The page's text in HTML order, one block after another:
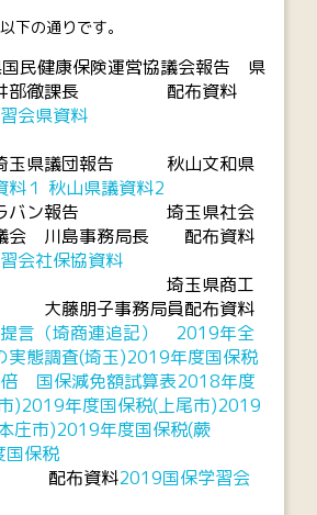
下の通りです。
民健康保険運営協議会報告 県
井部徹課長 配布資料
会県資料
埼玉県議団報告 秋山文和県
１ 秋山県議資料2
ラバン報告 埼玉県社会
会 川島事務局長 配布資料
会社保協資料
告 埼玉県商工
大藤朋子事務局員配布資料
言（埼商連追記）
2019年全
実態調査(埼玉)2019年度国保税
国保減免額試算表2018年度
)2019年度国保税(上尾市)2019
庄市)2019年度国保税(蕨
保税
配布資料2019国保学習会